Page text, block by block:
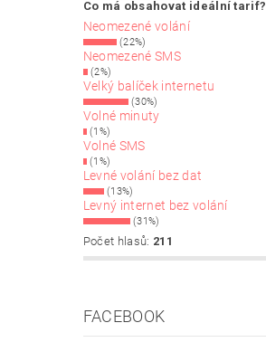
Co má obsahovat ideální tarif?
Neomezené volání
(22%)
Neomezené SMS
(2%)
Velký balíček internetu
(30%)
Volné minuty
(1%)
Volné SMS
(1%)
Levné volání bez dat
(13%)
Levný internet bez volání
(31%)
Počet hlasů: 211
FACEBOOK